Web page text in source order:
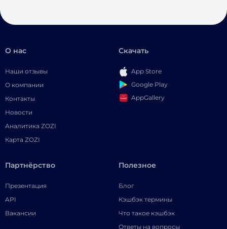
О нас
Наши отзывы
О компании
Контакты
Новости
Аналитика ZOZI
Карта ZOZI
Скачать
App Store
Google Play
AppGallery
Партнёрство
Презентация
API
Вакансии
Полезное
Блог
Кэшбэк термины
Что такое кэшбэк
Ответы на вопросы